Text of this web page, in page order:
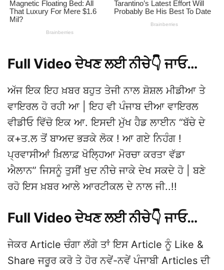
Full Video ਦੇਖਣ ਲਈ ਨੀਚੇ👇 ਜਾਓ…
ਅੱਜ ਇਕ ਇਹ ਖ਼ਬਰ ਬਹੁਤ ਤੇਜੀ ਨਾਲ ਸ਼ੋਸ਼ਲ ਮੀਡੀਆ ਤੇ
ਵਾਇਰਲ ਹੋ ਰਹੀ ਆ | ਇਹ ਵੀ ਪੰਜਾਬ ਦੀਆ ਵਾਇਰਲ
ਵੀਡੀਓ ਵਿੱਚੋ ਇਕ ਆ. ਇਸਦੀ ਮੁੱਖ ਹੈਡ ਲਾਈਨ “ਬੱਚੇ ਦੇ
ਕ+ਤ.ਲ ਤੋਂ ਬਾਅਦ ਭੜਕੇ ਲੋਕ ! ਆ ਗਏ ਨਿਹੰਗ !
ਪ੍ਰਵਾਸੀਆਂ ਖ਼ਿਲਾਫ਼ ਖੋਲ੍ਹਿਆ ਮੋਰਚਾ ਕਰਤਾ ਵੱਡਾ
ਐਲਾਨ” ਜਿਸਨੂੰ ਤੁਸੀਂ ਖੁਦ ਨੀਚੇ ਜਾਕੇ ਦੇਖ ਸਕਦੇ ਹੋ | ਬਣੇ
ਰਹੋ ਇਸ ਖ਼ਬਰ ਆਲੇ ਆਰਟੀਕਲ ਦੇ ਨਾਲ ਜੀ..!!
Full Video ਦੇਖਣ ਲਈ ਨੀਚੇ👇 ਜਾਓ…
ਜੇਕਰ Article ਚੰਗਾ ਲੱਗੇ ਤਾਂ ਇਸ Article ਨੂੰ Like &
Share ਜਰੂਰ ਕਰੋ ਤੇ ਹੋਰ ਨਵੇਂ-ਨਵੇਂ ਪੰਜਾਬੀ Articles ਦੀ